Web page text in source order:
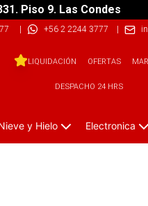
Piso 9. Las Condes
| +56 2 2244 3777 |
LIQUIDACIÓN OFERTAS
DESPACHO 24 HRS
y Hielo Electronica